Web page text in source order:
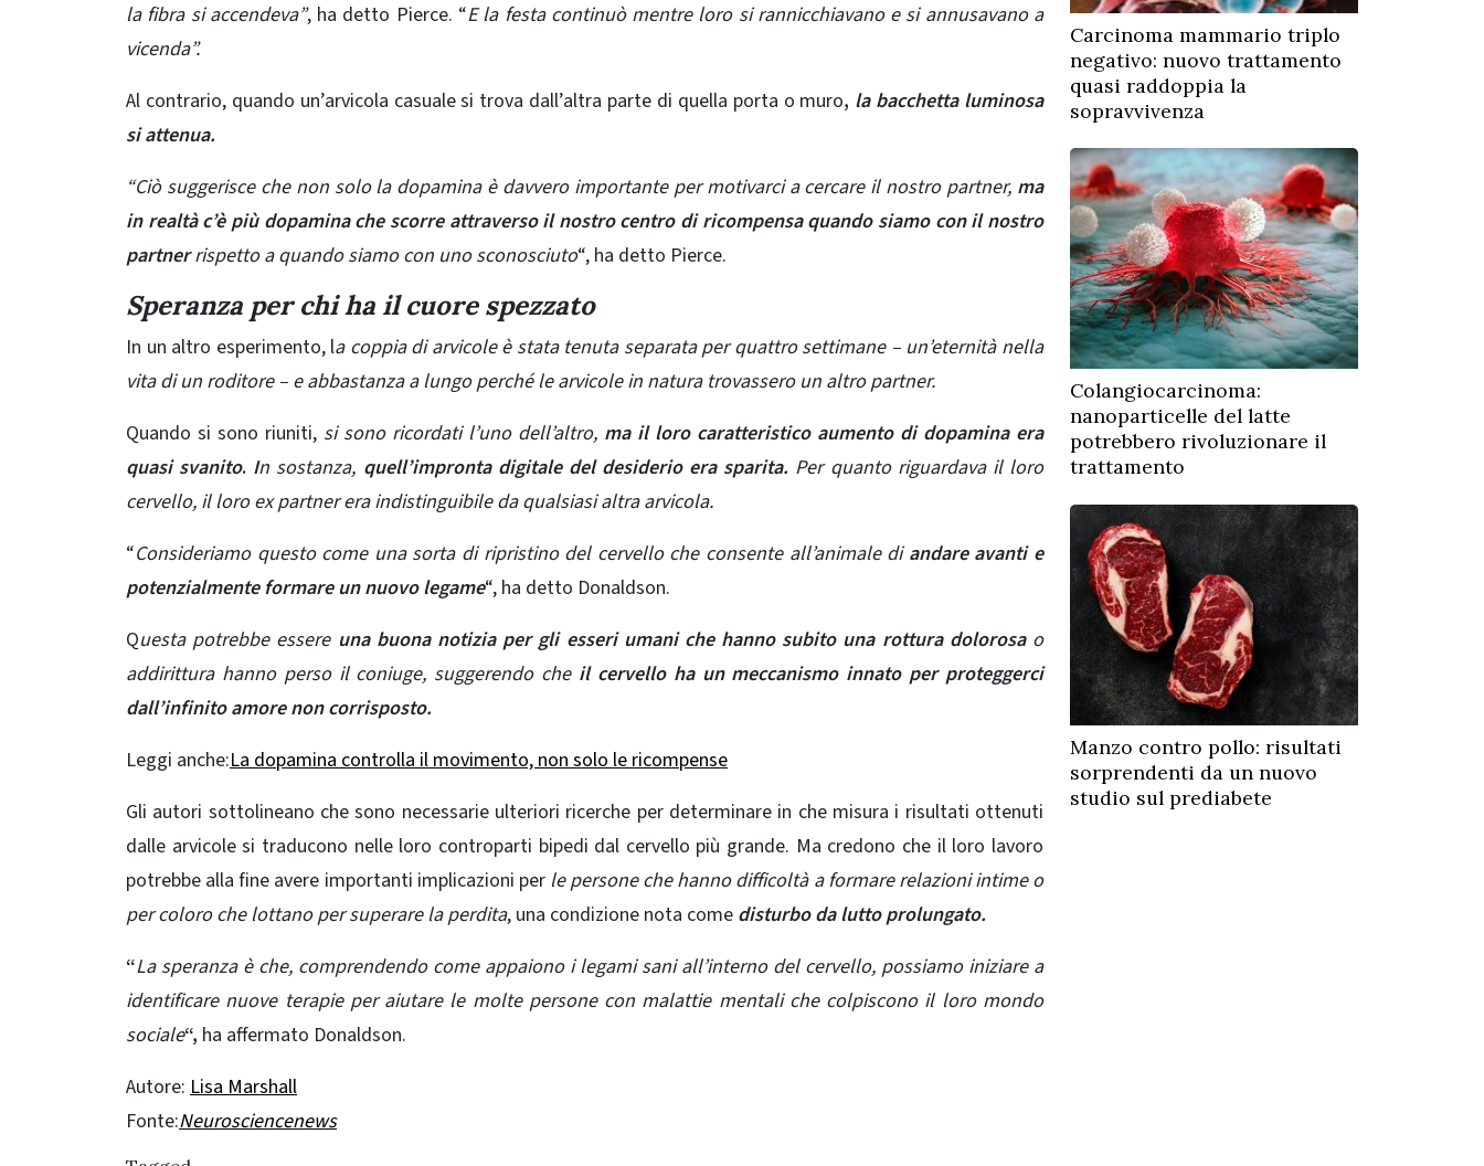
la fibra si accendeva”, ha detto Pierce. “E la festa continuò mentre loro si rannicchiavano e si annusavano a
vicenda”.
Al contrario, quando un’arvicola casuale si trova dall’altra parte di quella porta o muro, la bacchetta luminosa
si attenua.
“Ciò suggerisce che non solo la dopamina è davvero importante per motivarci a cercare il nostro partner, ma
in realtà c’è più dopamina che scorre attraverso il nostro centro di ricompensa quando siamo con il nostro
partnerrispetto a quando siamo con uno sconosciuto“, ha detto Pierce.
Speranza per chi ha il cuore spezzato
In un altro esperimento, la coppia di arvicole è stata tenuta separata per quattro settimane – un’eternità nella
vita di un roditore – e abbastanza a lungo perché le arvicole in natura trovassero un altro partner.
Quando si sono riuniti, si sono ricordati l’uno dell’altro, ma il loro caratteristico aumento di dopamina era
quasi svanito. In sostanza, quell’impronta digitale del desiderio era sparita. Per quanto riguardava il loro
cervello, il loro ex partner era indistinguibile da qualsiasi altra arvicola.
“Consideriamo questo come una sorta di ripristino del cervello che consente all’animale di andare avanti e
potenzialmente formare un nuovo legame“, ha detto Donaldson.
Questa potrebbe essere una buona notizia per gli esseri umani che hanno subito una rottura dolorosao
addirittura hanno perso il coniuge, suggerendo cheil cervello ha un meccanismo innato per proteggerci
dall’infinito amore non corrisposto.
Leggi anche:La dopamina controlla il movimento, non solo le ricompense
Gli autori sottolineano che sono necessarie ulteriori ricerche per determinare in che misura i risultati ottenuti
dalle arvicole si traducono nelle loro controparti bipedi dal cervello più grande. Ma credono che il loro lavoro
potrebbe alla fine avere importanti implicazioni per le persone che hanno difficoltà a formare relazioni intime o
per coloro che lottano per superare la perdita, una condizione nota come disturbo da lutto prolungato.
“La speranza è che, comprendendo come appaiono i legami sani all’interno del cervello, possiamo iniziare a
identificare nuove terapie per aiutare le molte persone con malattie mentali che colpiscono il loro mondo
sociale“, ha affermato Donaldson.
Autore: Lisa Marshall
Fonte:Neurosciencenews
Carcinoma mammario triplo
negativo: nuovo trattamento
quasi raddoppia la
sopravvivenza
Colangiocarcinoma:
nanoparticelle del latte
potrebbero rivoluzionare il
trattamento
Manzo contro pollo: risultati
sorprendenti da un nuovo
studio sul prediabete